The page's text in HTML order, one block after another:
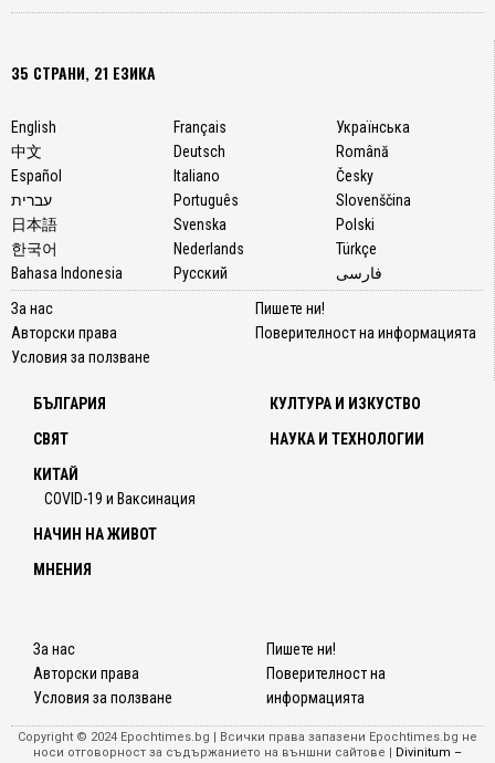
35 СТРАНИ, 21 ЕЗИКА
English
中文
Español
עברית
日本語
한국어
Bahasa Indonesia
Français
Deutsch
Italiano
Português
Svenska
Nederlands
Русский
Українська
Română
Česky
Slovenščina
Polski
Türkçe
فارسی
За нас
Авторски права
Условия за ползване
Пишете ни!
Поверителност на информацията
БЪЛГАРИЯ
СВЯТ
КИТАЙ
COVID-19 и Ваксинация
КУЛТУРА И ИЗКУСТВО
НАУКА И ТЕХНОЛОГИИ
НАЧИН НА ЖИВОТ
МНЕНИЯ
За нас
Авторски права
Условия за ползване
Пишете ни!
Поверителност на
информацията
Copyright © 2024 Epochtimes.bg | Всички права запазени Epochtimes.bg не
носи отговорност за съдържанието на външни сайтове | Divinitum –